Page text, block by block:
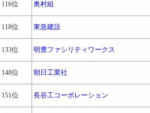
116位 奥村組
118位 東急建設
133位 明豊ファシリティワークス
148位 朝日工業社
151位 長谷工コーポレーション